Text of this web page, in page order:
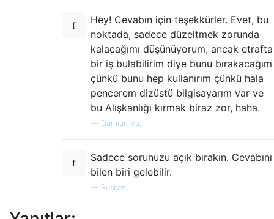
Hey! Cevabın için teşekkürler. Evet, bu
noktada, sadece düzeltmek zorunda
kalacağımı düşünüyorum, ancak etrafta
bir iş bulabilirim diye bunu bırakacağım
çünkü bunu hep kullanırım çünkü hala
pencerem dizüstü bilgisayarım var ve
bu Alışkanlığı kırmak biraz zor, haha.
— Damian Vu,
Sadece sorunuzu açık bırakın. Cevabını
bilen biri gelebilir.
— Ruskes